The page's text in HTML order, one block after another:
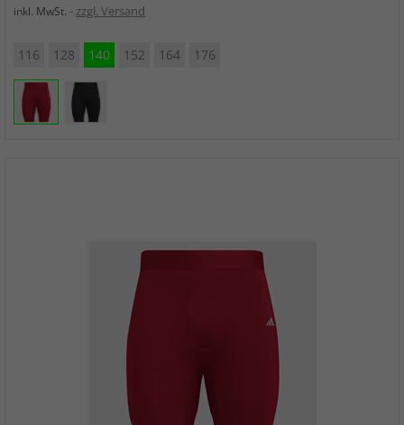
inkl. MwSt. zzgl. Versand
116 128 140 152 164 176